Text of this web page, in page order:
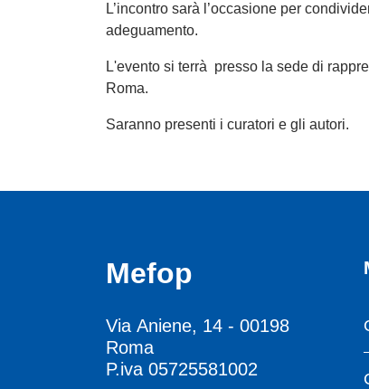
L’incontro sarà l’occasione per
adeguamento.
L'evento si terrà presso la sede di
Roma.
Saranno presenti i curatori e gli autori.
Mefop
Via Aniene, 14 - 00198
Roma
P.iva 05725581002